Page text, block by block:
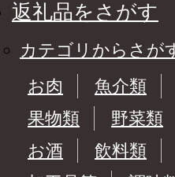
返礼品をさがす
カテゴリからさが
お肉
魚介類
果物類
野菜類
お酒
飲料類